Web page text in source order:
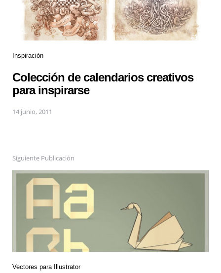
Inspiración
Colección de calendarios creativos
para inspirarse
14 junio, 2011
Siguiente Publicación
Vectores para Illustrator